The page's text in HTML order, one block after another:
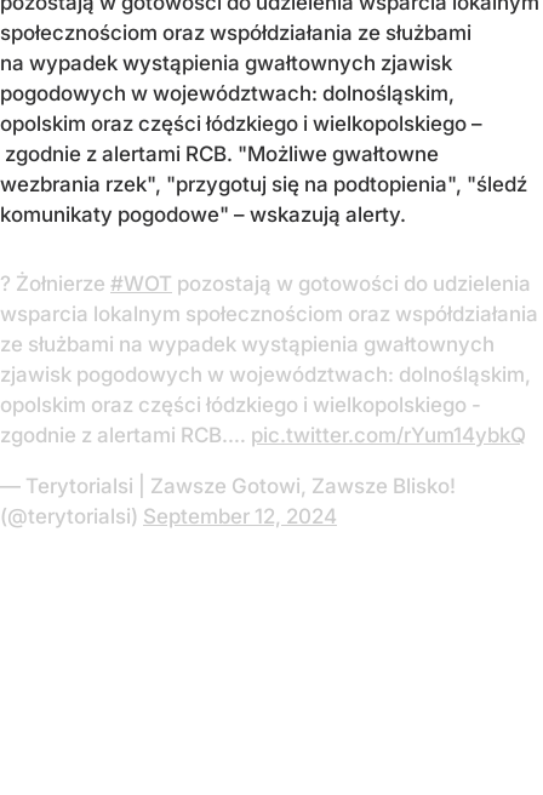
społecznościom oraz współdziałania ze służbami
na wypadek wystąpienia gwałtownych zjawisk
pogodowych w województwach: dolnośląskim,
opolskim oraz części łódzkiego i wielkopolskiego –
zgodnie z alertami RCB. "Możliwe gwałtowne
wezbrania rzek", "przygotuj się na podtopienia", "śledź
komunikaty pogodowe" – wskazują alerty.
? Żołnierze #WOT pozostają w gotowości do udzielenia
wsparcia lokalnym społecznościom oraz współdziałania
ze służbami na wypadek wystąpienia gwałtownych
zjawisk pogodowych w województwach: dolnośląskim,
opolskim oraz części łódzkiego i wielkopolskiego -
zgodnie z alertami RCB.… pic.twitter.com/rYum14ybkQ
— Terytorialsi | Zawsze Gotowi, Zawsze Blisko!
(@terytorialsi) September 12, 2024